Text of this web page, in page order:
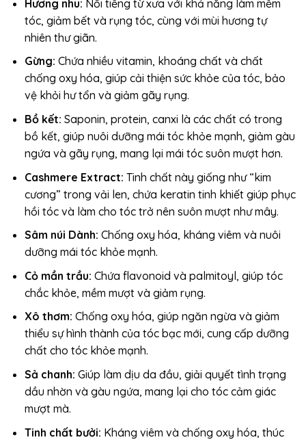
Hương nhu: Nổi tiếng từ xưa với khả năng làm mềm
tóc, giảm bết và rụng tóc, cùng với mùi hương tự
nhiên thư giãn.
Gừng: Chứa nhiều vitamin, khoáng chất và chất
chống oxy hóa, giúp cải thiện sức khỏe của tóc, bảo
vệ khỏi hư tổn và giảm gãy rụng.
Bồ kết: Saponin, protein, canxi là các chất có trong
bồ kết, giúp nuôi dưỡng mái tóc khỏe mạnh, giảm gàu
ngứa và gãy rụng, mang lại mái tóc suôn mượt hơn.
Cashmere Extract: Tinh chất này giống như “kim
cương” trong vải len, chứa keratin tinh khiết giúp phục
hồi tóc và làm cho tóc trở nên suôn mượt như mây.
Sâm núi Dành: Chống oxy hóa, kháng viêm và nuôi
dưỡng mái tóc khỏe mạnh.
Cỏ mần trầu: Chứa flavonoid và palmitoyl, giúp tóc
chắc khỏe, mềm mượt và giảm rụng.
Xô thơm: Chống oxy hóa, giúp ngăn ngừa và giảm
thiểu sự hình thành của tóc bạc mới, cung cấp dưỡng
chất cho tóc khỏe mạnh.
Sả chanh: Giúp làm dịu da đầu, giải quyết tình trạng
dầu nhờn và gàu ngứa, mang lại cho tóc cảm giác
mượt mà.
Tinh chất bưởi: Kháng viêm và chống oxy hóa, thúc